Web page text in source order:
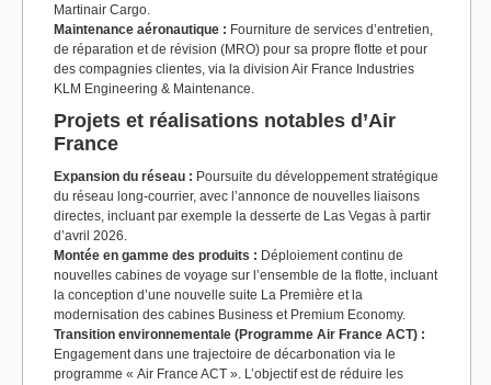
Martinair Cargo.
Maintenance aéronautique : Fourniture de services d’entretien,
de réparation et de révision (MRO) pour sa propre flotte et pour
des compagnies clientes, via la division Air France Industries
KLM Engineering & Maintenance.
Projets et réalisations notables d’Air
France
Expansion du réseau : Poursuite du développement stratégique
du réseau long-courrier, avec l’annonce de nouvelles liaisons
directes, incluant par exemple la desserte de Las Vegas à partir
d’avril 2026.
Montée en gamme des produits : Déploiement continu de
nouvelles cabines de voyage sur l’ensemble de la flotte, incluant
la conception d’une nouvelle suite La Première et la
modernisation des cabines Business et Premium Economy.
Transition environnementale (Programme Air France ACT) :
Engagement dans une trajectoire de décarbonation via le
programme « Air France ACT ». L’objectif est de réduire les